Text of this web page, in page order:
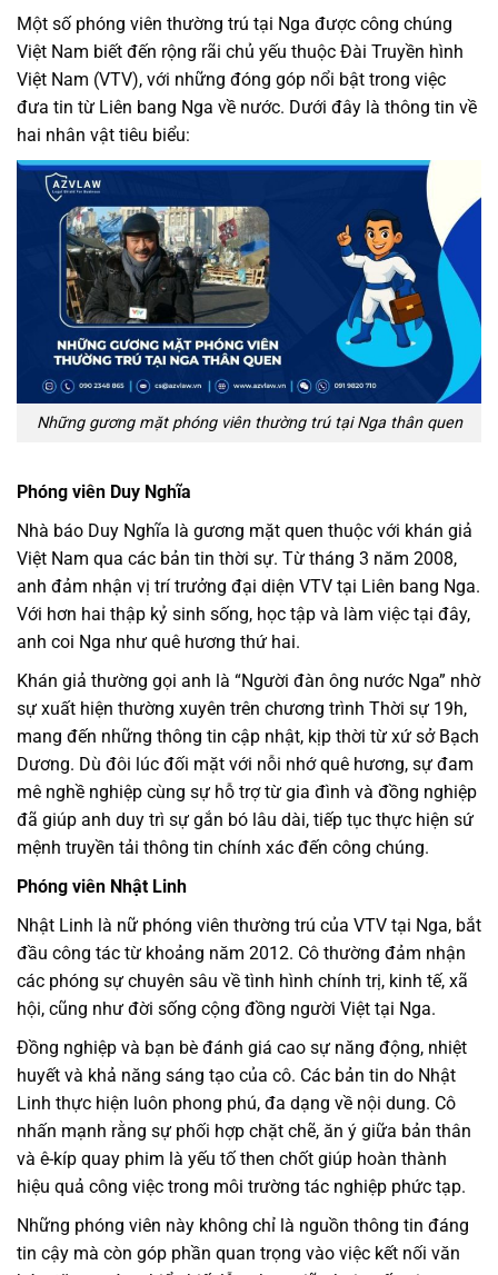
Một số phóng viên thường trú tại Nga được công chúng
Việt Nam biết đến rộng rãi chủ yếu thuộc Đài Truyền hình
Việt Nam (VTV), với những đóng góp nổi bật trong việc
đưa tin từ Liên bang Nga về nước. Dưới đây là thông tin về
hai nhân vật tiêu biểu:
Những gương mặt phóng viên thường trú tại Nga thân quen
Phóng viên Duy Nghĩa
Nhà báo Duy Nghĩa là gương mặt quen thuộc với khán giả
Việt Nam qua các bản tin thời sự. Từ tháng 3 năm 2008,
anh đảm nhận vị trí trưởng đại diện VTV tại Liên bang Nga.
Với hơn hai thập kỷ sinh sống, học tập và làm việc tại đây,
anh coi Nga như quê hương thứ hai.
Khán giả thường gọi anh là “Người đàn ông nước Nga” nhờ
sự xuất hiện thường xuyên trên chương trình Thời sự 19h,
mang đến những thông tin cập nhật, kịp thời từ xứ sở Bạch
Dương. Dù đôi lúc đối mặt với nỗi nhớ quê hương, sự đam
mê nghề nghiệp cùng sự hỗ trợ từ gia đình và đồng nghiệp
đã giúp anh duy trì sự gắn bó lâu dài, tiếp tục thực hiện sứ
mệnh truyền tải thông tin chính xác đến công chúng.
Phóng viên Nhật Linh
Nhật Linh là nữ phóng viên thường trú của VTV tại Nga, bắt
đầu công tác từ khoảng năm 2012. Cô thường đảm nhận
các phóng sự chuyên sâu về tình hình chính trị, kinh tế, xã
hội, cũng như đời sống cộng đồng người Việt tại Nga.
Đồng nghiệp và bạn bè đánh giá cao sự năng động, nhiệt
huyết và khả năng sáng tạo của cô. Các bản tin do Nhật
Linh thực hiện luôn phong phú, đa dạng về nội dung. Cô
nhấn mạnh rằng sự phối hợp chặt chẽ, ăn ý giữa bản thân
và ê-kíp quay phim là yếu tố then chốt giúp hoàn thành
hiệu quả công việc trong môi trường tác nghiệp phức tạp.
Những phóng viên này không chỉ là nguồn thông tin đáng
tin cậy mà còn góp phần quan trọng vào việc kết nối văn